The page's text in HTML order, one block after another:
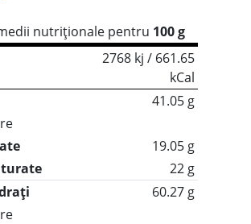
nutriționale pentru 100 g
2768 kj / 661.65
kCal
41.05 g
19.05 g
22 g
60.27 g